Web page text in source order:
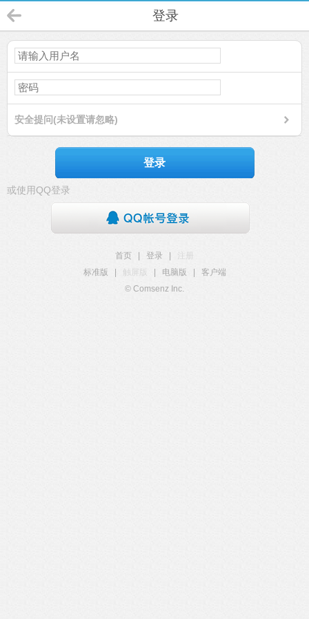
登录
安全提问(未设置请忽略)
登录
或使用QQ登录
首页 登录
注册
标准版
触屏版 电脑版
客户端
© Comsenz Inc.